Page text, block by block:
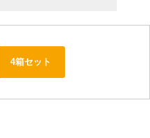
4箱セット